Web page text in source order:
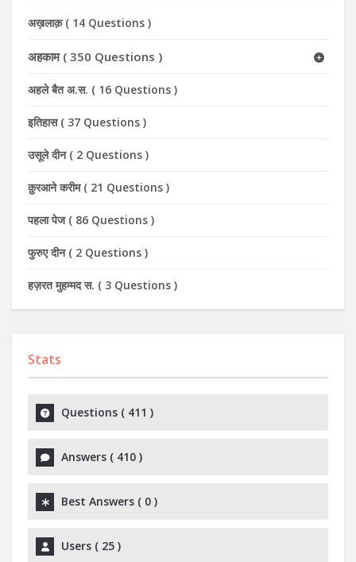
अख़लाक़( 14 Questions )
अहकाम ( 350 Questions )
अहले बैत अ.स. ( 16 Questions )
इतिहास ( 37 Questions )
उसूले दीन ( 2 Questions )
क़ुरआने करीम ( 21 Questions )
पहला पेज ( 86 Questions )
फुरुए दीन ( 2 Questions )
हज़रत मुहम्मद स. ( 3 Questions )
Stats
Questions ( 411 )
Answers ( 410 )
Best Answers ( 0 )
Users ( 25 )